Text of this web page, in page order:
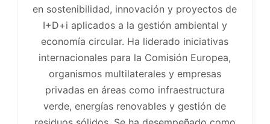
en sostenibilidad, innovación y proyectos de
I+D+i aplicados a la gestión ambiental y
economía circular. Ha liderado iniciativas
internacionales para la Comisión Europea,
organismos multilaterales y empresas
privadas en áreas como infraestructura
verde, energías renovables y gestión de